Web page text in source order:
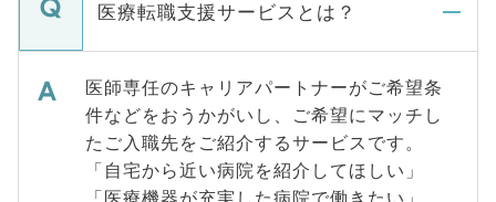
医療転職支援サービスとは？
医師専任のキャリアパートナーがご希望条
件などをおうかがいし、ご希望にマッチし
たご入職先をご紹介するサービスです。
「自宅から近い病院を紹介してほしい」